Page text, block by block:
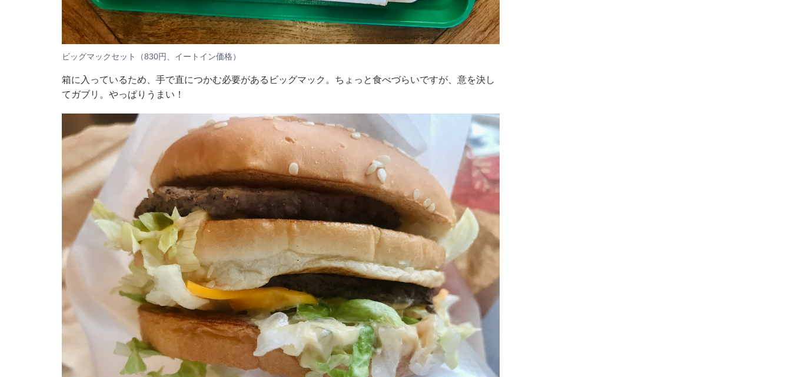
ビッグマックセット（830円、イートイン価格）
箱に入っているため、手で直につかむ必要があるビッグマック。ちょっと食べづらいですが、意を決し
てガブリ。やっぱりうまい！